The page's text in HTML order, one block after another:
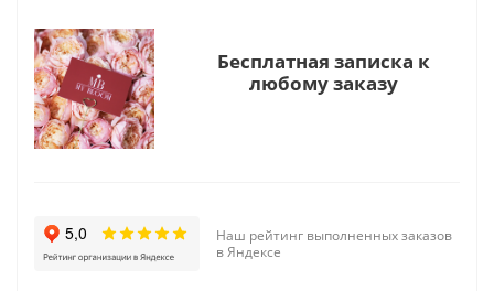
Бесплатная записка к
любому заказу
Наш рейтинг выполненных заказов
в Яндексе